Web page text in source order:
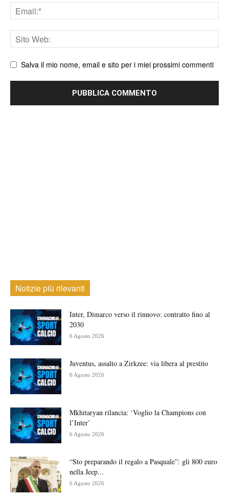
Email
Sito
web
Salva il mio nome, email e sito per i miei prossimi commenti
Notizie più rilevanti
Inter, Dimarco verso il rinnovo: contratto fino al
2030
6 Agosto 2026
Juventus, assalto a Zirkzee: via libera al prestito
6 Agosto 2026
Mkhitaryan rilancia: ‘Voglio la Champions con
l’Inter’
6 Agosto 2026
“Sto preparando il regalo a Pasquale”: gli 800 euro
nella Jeep...
6 Agosto 2026